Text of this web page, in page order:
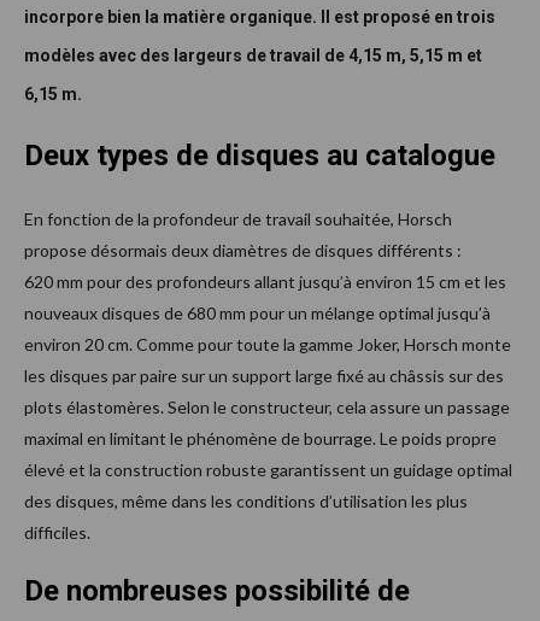
incorpore bien la matière organique. Il est proposé en trois
modèles avec des largeurs de travail de 4,15 m, 5,15 m et
6,15 m.
Deux types de disques au catalogue
En fonction de la profondeur de travail souhaitée, Horsch
propose désormais deux diamètres de disques différents :
620mm pour des profondeurs allant jusqu’à environ 15 cm et les
nouveaux disques de 680mm pour un mélange optimal jusqu’à
environ 20cm. Comme pour toute la gamme Joker, Horsch monte
les disques par paire sur un support large fixé au châssis sur des
plots élastomères. Selon le constructeur, cela assure un passage
maximal en limitant le phénomène de bourrage. Le poids propre
élevé et la construction robuste garantissent un guidage optimal
des disques, même dans les conditions d’utilisation les plus
difficiles.
De nombreuses possibilité de